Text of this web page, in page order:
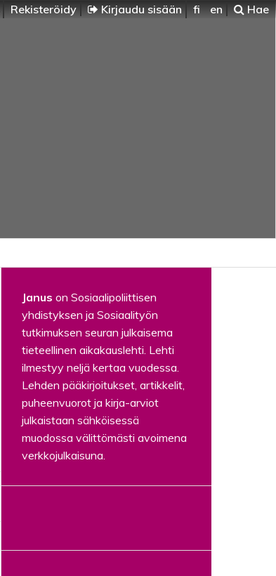
Rekisteröidy Kirjaudu sisään fi en Hae
Janus on Sosiaalipoliittisen
yhdistyksen ja Sosiaalityön
tutkimuksen seuran julkaisema
tieteellinen aikakauslehti. Lehti
ilmestyy neljä kertaa vuodessa.
Lehden pääkirjoitukset, artikkelit,
puheenvuorot ja kirja-arviot
julkaistaan sähköisessä
muodossa välittömästi avoimena
verkkojulkaisuna.